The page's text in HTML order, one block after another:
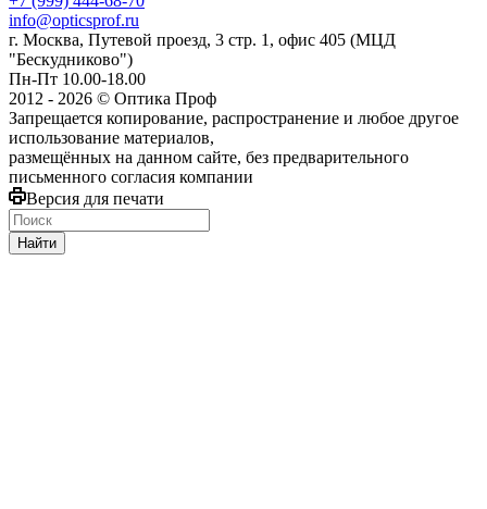
info@opticsprof.ru
г. Москва, Путевой проезд, 3 стр. 1, офис 405 (МЦД
"Бескудниково")
Пн-Пт 10.00-18.00
2012 - 2026 © Оптика Проф
Запрещается копирование, распространение и любое другое
использование материалов,
размещённых на данном сайте, без предварительного
письменного согласия компании
Версия для печати
Найти